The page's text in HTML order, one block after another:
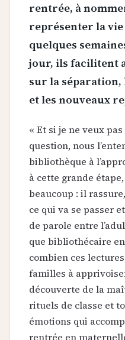
rentrée, à
représenter la
quelques
jour, ils facilitent
sur la séparation,
et les nouveaux
« Et si je ne veux
question, nous
bibliothèque à
à cette grande
beaucoup : il
ce qui va se passer
de parole entre
que bibliothécaire
combien ces
familles à
découverte de la
rituels de classe et
émotions qui
rentrée en